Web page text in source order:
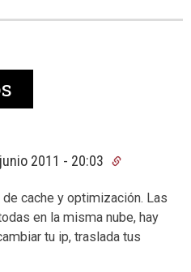
2011 - 20:03
cache y optimización. Las
en la misma nube, hay
tu ip, traslada tus